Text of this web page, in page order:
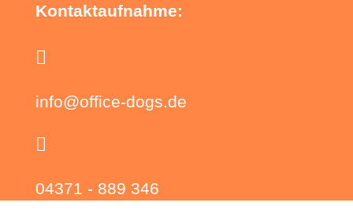
Kontaktaufnahme:

info@office-dogs.de

04371 - 889 346